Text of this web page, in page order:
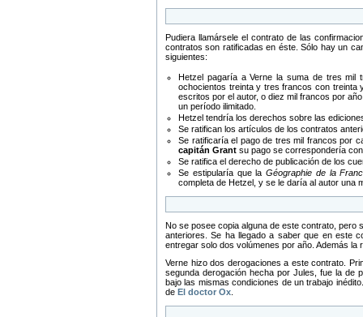
Pudiera llamársele el contrato de las
contratos son ratificadas en éste. Sólo hay un
siguientes:
Hetzel pagaría a Verne la suma de tres
ochocientos treinta y tres francos con treinta
escritos por el autor, o diez mil francos por
un período ilimitado.
Hetzel tendría los derechos sobre las
Se ratifican los artículos de los contratos
Se ratificaría el pago de tres mil francos por
capitán Grant su pago se correspondería
Se ratifica el derecho de publicación de los
Se estipularía que laGéographie de la
completa de Hetzel, y se le daría al autor una
No se posee copia alguna de este contrato, pero
anteriores. Se ha llegado a saber que en este
entregar solo dos volúmenes por año. Además la
Verne hizo dos derogaciones a este contrato.
segunda derogación hecha por Jules, fue la de
bajo las mismas condiciones de un trabajo
de El doctor Ox